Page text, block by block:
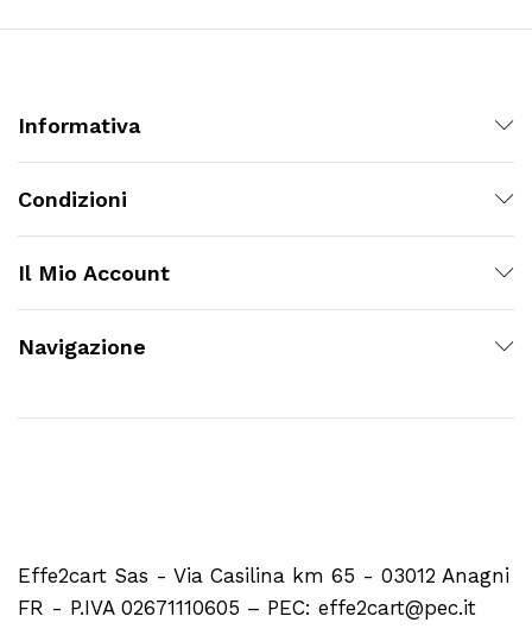
Informativa
Condizioni
Il Mio Account
Navigazione
Effe2cart Sas - Via Casilina km 65 - 03012 Anagni
FR - P.IVA 02671110605 – PEC: effe2cart@pec.it